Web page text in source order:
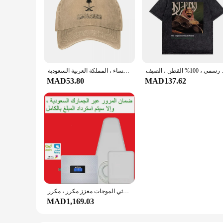
قبعة بيسبول مع شعار المملكة العربية السعودية ، قبعات هيب هوب الرجعية للزوجين ، قبعات واقية من الشمس للنساء ، المملكة العربية السعودية
MAD53.80
القطن ، الصيف
MAD137.62
مضخم صوت ثلاثي الموجات معزز مكرر ، مكرر KSA ، 3 جم ، 4 جم ، 5 جم ، 208 ، من من من من ، الفرقة 8 3 ، 1 ، ضمان ، بدون ضرائب
MAD1,169.03